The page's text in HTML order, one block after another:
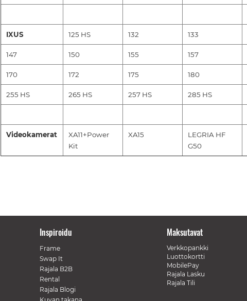
IXUS 125 HS 132 133
147 150 155 157
170 172 175 180
255 HS 265 HS 257 HS 285 HS
Videokamerat
XA11+Power
Kit
XA15
LEGRIA HF
G50
Inspiroidu
Frame
Swap It
Rajala B2B
Rental
Rajala Blogi
Maksutavat
Verkkopankki
Luottokortti
MobilePay
Rajala Lasku
Rajala Tili